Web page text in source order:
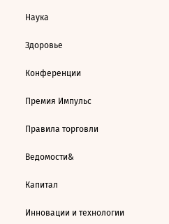
Наука
Здоровье
Конференции
Премия Импульс
Правила торговли
Ведомости&
Капитал
Инновации и технологии